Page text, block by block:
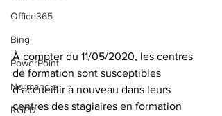
Office365
Bing
PowerPoint
Normandie
RGPD
À compter du 11/05/2020, les centres
de formation sont susceptibles
d’accueillir à nouveau dans leurs
centres des stagiaires en formation